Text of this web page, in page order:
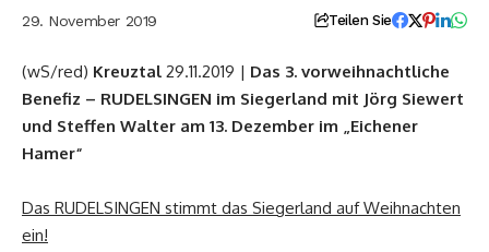
29. November 2019 Teilen Sie
(wS/red) Kreuztal 29.11.2019 | Das 3. vorweihnachtliche
Benefiz – RUDELSINGEN im Siegerland mit Jörg Siewert
und Steffen Walter am 13. Dezember im „Eichener
Hamer“
Das RUDELSINGEN stimmt das Siegerland auf Weihnachten
ein!